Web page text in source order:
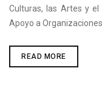
Culturas, las Artes y
Apoyo a
READ MOREESTUDIO
OF